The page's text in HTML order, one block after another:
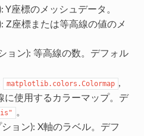
): Y座標のメッシュデータ。
): Z座標または等高線の値のメ
ョン): 等高線の数。デフォル
matplotlib.colors.Colormap ,
に使用するカラーマップ。デ
。
ション): X軸のラベル。デフ